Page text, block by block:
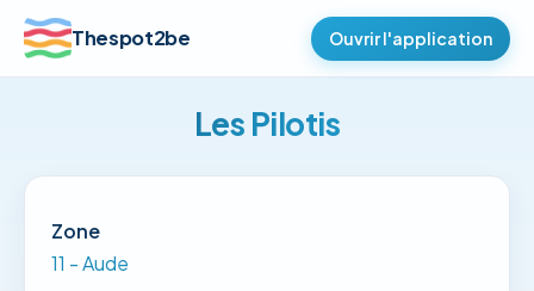
Thespot2be Ouvrir l'application
Les Pilotis
Zone
11 - Aude